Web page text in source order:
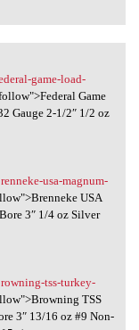
game-load-
Game
Gauge 2-1/2″ 1/2 oz
usa-magnum-
USA
3″ 1/4 oz Silver
tss-turkey-
TSS
3″ 13/16 oz #9 Non-